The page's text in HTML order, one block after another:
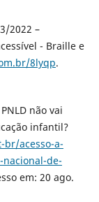
2022 –
- Braille e
8lyqp.
não vai
infantil?
acesso-a-
de-
em: 20 ago.